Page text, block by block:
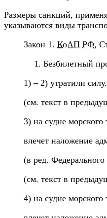
Размеры санкций,
указываются виды
Закон 1. КоАП РФ,
Безбилетный
1) – 2) утратили
(см. текст в
3) на судне
влечет наложение
(в ред.
(см. текст в
4) на судне